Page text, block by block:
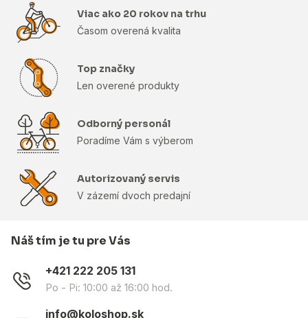
Viac ako 20 rokov na trhu
Časom overená kvalita
Top značky
Len overené produkty
Odborný personál
Poradíme Vám s výberom
Autorizovaný servis
V zázemí dvoch predajní
Náš tím je tu pre Vás
+421 222 205 131
Po - Pi: 10:00 až 16:00 hod.
info@koloshop.sk